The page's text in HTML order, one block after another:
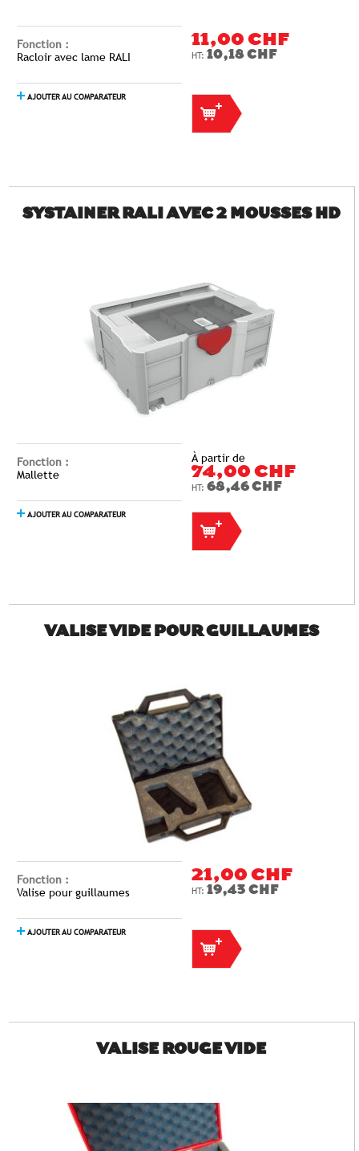
Fonction :
Racloir avec lame RALI
AJOUTER AU COMPARATEUR
11,00 CHF
10,18 CHF
SYSTAINER RALI AVEC 2 MOUSSES HD
Fonction :
Mallette
AJOUTER AU COMPARATEUR
À partir de
74,00 CHF
68,46 CHF
VALISE VIDE POUR GUILLAUMES
Fonction :
Valise pour guillaumes
AJOUTER AU COMPARATEUR
21,00 CHF
19,43 CHF
VALISE ROUGE VIDE